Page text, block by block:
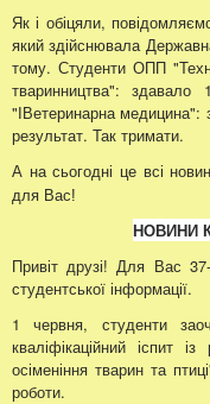
Як і обіцяли,
який здійснювала
тому. Студенти ОПП
тваринництва":
"ІВетеринарна медицина":
результат. Так тримати.
А на сьогодні це всі
для Вас!
НОВИНИ
Привіт друзі! Для Вас
студентської інформації.
1 червня, студенти
кваліфікаційний іспит
осіменіння тварин та
роботи.